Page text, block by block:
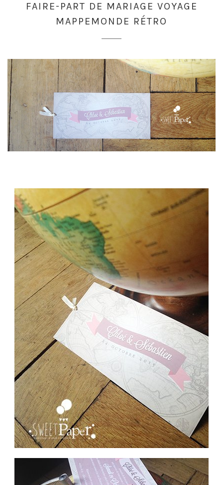
FAIRE-PART DE MARIAGE VOYAGE
MAPPEMONDE RÉTRO